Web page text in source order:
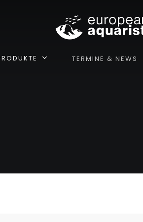
TERMINE & NEWS